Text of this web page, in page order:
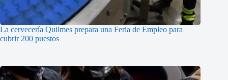
La cervecería Quilmes prepara una Feria de Empleo para
cubrir 200 puestos